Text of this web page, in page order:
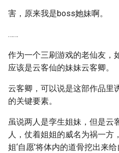
害，原来我是boss她妹啊。
……
作为一个三刷游戏的老仙友，
应该是云客仙的妹妹云客卿。
云客卿，可以说是这部作品里
的关键要素。
虽说两人是孪生姐妹，但是云
人，仗着姐姐的威名为祸一方
姐‘自愿’将体内的道骨挖出来给